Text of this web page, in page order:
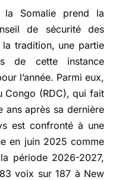
la Somalie prend la
de sécurité des
tradition, une partie
de cette instance
l’année. Parmi eux,
Congo (RDC), qui fait
ans après sa dernière
est confronté à une
en juin 2025 comme
période 2026-2027,
voix sur 187 à New